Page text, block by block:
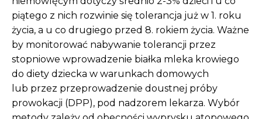
piątego z nich rozwinie się tolerancja już w 1. roku
życia, a u co drugiego przed 8. rokiem życia. Ważne
by monitorować nabywanie tolerancji przez
stopniowe wprowadzenie białka mleka krowiego
do diety dziecka w warunkach domowych
lub przez przeprowadzenie doustnej próby
prowokacji (DPP), pod nadzorem lekarza. Wybór